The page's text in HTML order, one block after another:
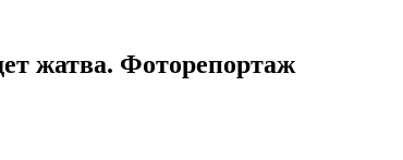
жатва. Фоторепортаж